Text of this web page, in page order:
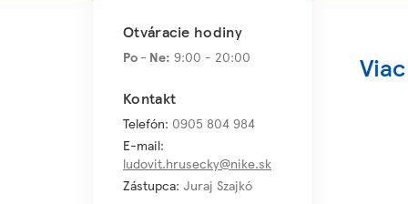
Otváracie hodiny
Po - Ne: 9:00 - 20:00
Kontakt
Telefón: 0905 804 984
E-mail:
ludovit.hrusecky@nike.sk
Zástupca: Juraj Szajkó